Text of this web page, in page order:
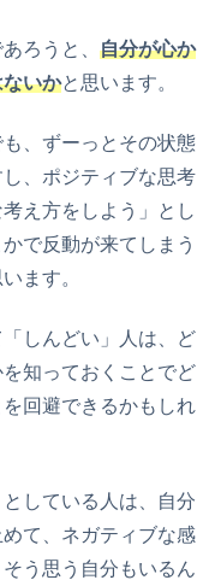
ろうと、 自分が心か
いかと思います。
、ずーっとその状態
、ポジティブな思考
え方をしよう」とし
で反動が来てしまう
ます。
しんどい」人は、ど
知っておくことでど
回避できるかもしれ
している人は、自分
て、ネガティブな感
う思う自分もいるん